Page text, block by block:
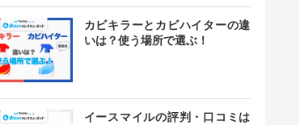
カビキラーとカビハイターの違
いは？使う場所で選ぶ！
イースマイルの評判・口コミは